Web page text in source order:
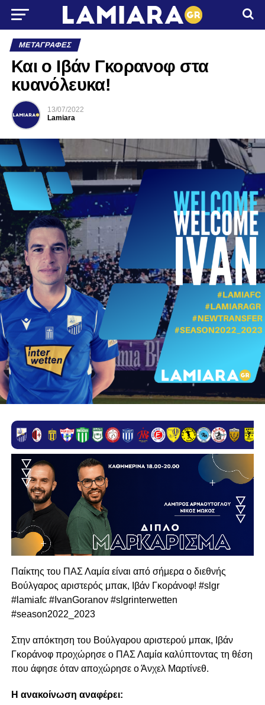
ΜΕΤΑΓΡΑΦΈΣ
Και ο Ιβάν Γκορανοφ στα
κυανόλευκα!
13/07/2022
Lamiara
Παίκτης του ΠΑΣ Λαμία είναι από σήμερα ο διεθνής
Βούλγαρος αριστερός μπακ, Ιβάν Γκοράνοφ! #slgr
#lamiafc #IvanGoranov #slgrinterwetten
#season2022_2023
Στην απόκτηση του Βούλγαρου αριστερού μπακ, Ιβάν
Γκοράνοφ προχώρησε ο ΠΑΣ Λαμία καλύπτοντας τη θέση
που άφησε όταν αποχώρησε ο Άνχελ Μαρτίνεθ.
Η ανακοίνωση αναφέρει: